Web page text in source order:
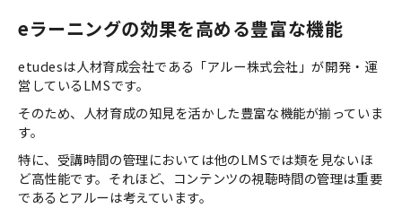
eラーニングの効果を高める豊富な機能
etudesは人材育成会社である「アルー株式会社」が開発・運
営しているLMSです。
そのため、人材育成の知見を活かした豊富な機能が揃っていま
す。
特に、受講時間の管理においては他のLMSでは類を見ないほ
ど高性能です。それほど、コンテンツの視聴時間の管理は重要
であるとアルーは考えています。